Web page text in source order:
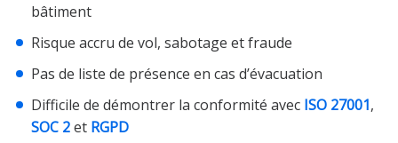
bâtiment
Risque accru de vol, sabotage et fraude
Pas de liste de présence en cas d’évacuation
Difficile de démontrer la conformité avec ISO 27001,
SOC 2et RGPD